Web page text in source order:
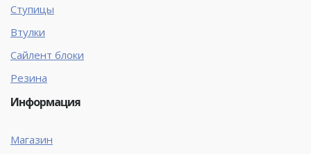
Ступицы
Втулки
Сайлент блоки
Резина
Информация
Магазин